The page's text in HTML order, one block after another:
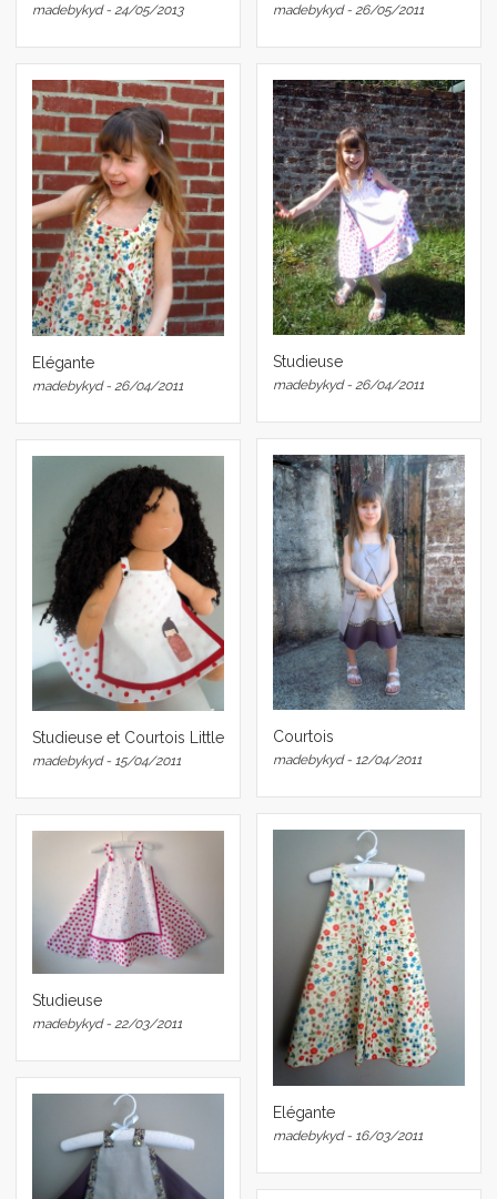
madebykyd - 24/05/2013
Elégante
madebykyd - 26/04/2011
Studieuse et Courtois Little
madebykyd - 15/04/2011
Studieuse
madebykyd - 22/03/2011
madebykyd - 26/05/2011
Studieuse
madebykyd - 26/04/2011
Courtois
madebykyd - 12/04/2011
Elégante
madebykyd - 16/03/2011